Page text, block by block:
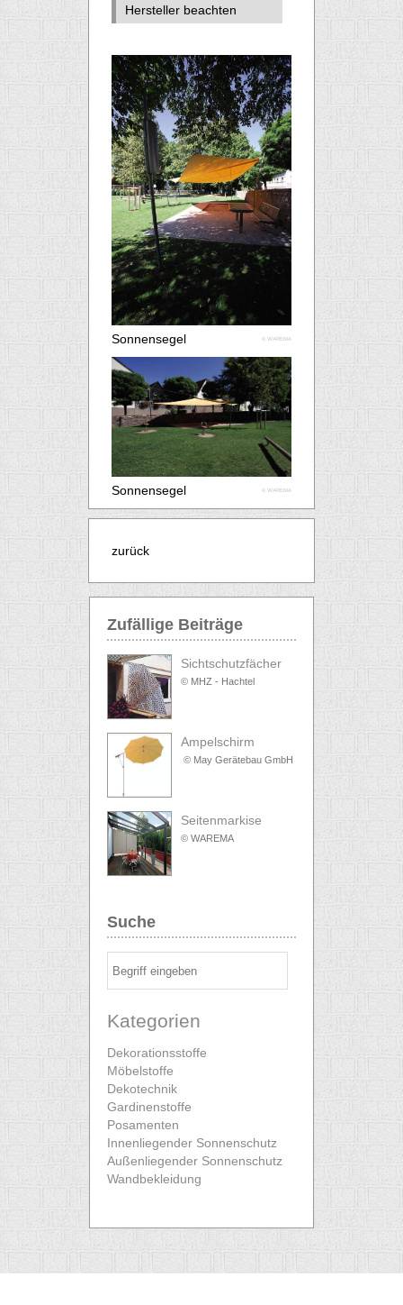
Hersteller beachten
Sonnensegel © WAREMA
Sonnensegel © WAREMA
zurück
Zufällige Beiträge
Sichtschutzfächer
© MHZ - Hachtel
Ampelschirm
© May Gerätebau GmbH
Seitenmarkise
© WAREMA
Suche
Kategorien
Dekorationsstoffe
Möbelstoffe
Dekotechnik
Gardinenstoffe
Posamenten
Innenliegender Sonnenschutz
Außenliegender Sonnenschutz
Wandbekleidung